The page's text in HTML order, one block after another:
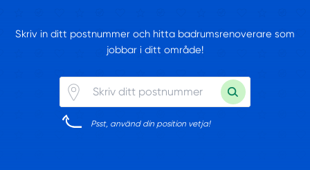
Skriv in ditt postnummer och hitta badrumsrenoverare som
jobbar i ditt område!
Psst, använd din position vetja!